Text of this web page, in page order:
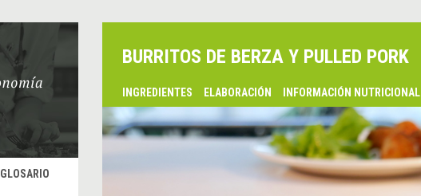
GLOSARIO
BURRITOS DE BERZA Y PULLED PORK
INGREDIENTES ELABORACIÓN INFORMACIÓN NUTRICIONAL